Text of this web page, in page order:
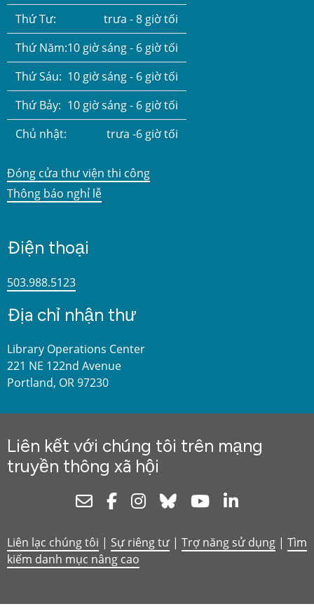
Thứ Tư:
trưa - 8 giờ tối
Thứ Năm:10 giờ sáng - 6 giờ tối
Thứ Sáu: 10 giờ sáng - 6 giờ tối
Thứ Bảy: 10 giờ sáng - 6 giờ tối
Chủ nhật:
trưa -6 giờ tối
Đóng cửa thư viện thi công
Thông báo nghỉ lễ
Điện thoại
503.988.5123
Địa chỉ nhận thư
Library Operations Center
221 NE 122nd Avenue
Portland, OR 97230
Liên kết với chúng tôi trên mạng
truyền thông xã hội
NewsletterFacebookInstagram
Bluesky Youtube
Liên lạc chúng tôi | Sự riêng tư | Trợ năng sử dụng | Tìm
kiếm danh mục nâng cao